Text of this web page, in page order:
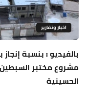
اخبار وتقارير
مشروع مختبر السبطين
الحسينية